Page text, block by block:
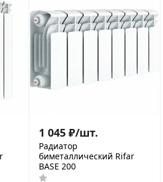
1 045 ₽/шт.
Радиатор
биметаллический Rifar
BASE 200